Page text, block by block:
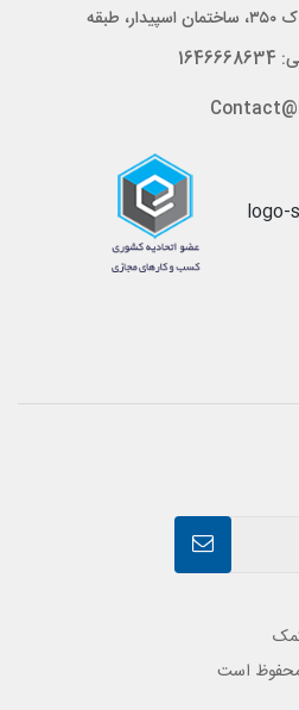
و خیابان قاسم زاده)، پلاک ۳۵۰، ساختمان اسپیدار، طبقه
محفوظ است